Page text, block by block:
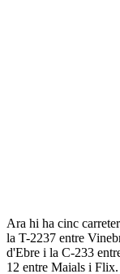
Ara hi ha cinc
la T-2237 entre
d'Ebre i la C-233
12 entre Maials i Flix.